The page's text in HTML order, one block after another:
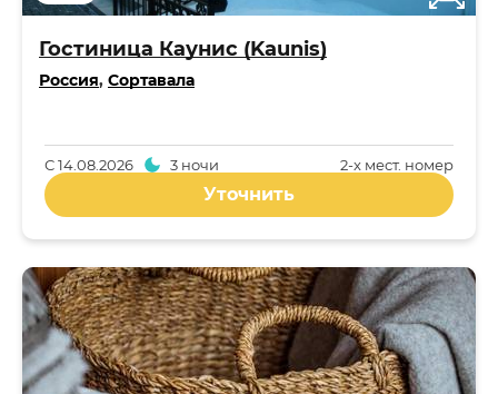
Гостиница Каунис (Kaunis)
Россия, Сортавала
2-x мест. номер
С14.08.2026 3 ночи
Уточнить